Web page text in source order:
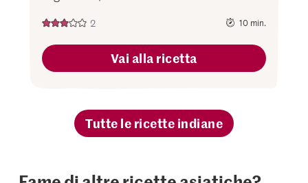
2 10 min.
Vai alla ricetta
Tutte le ricette indiane